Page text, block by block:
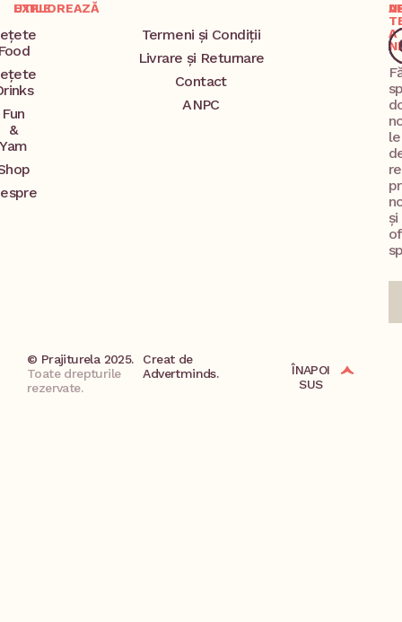
EXPLOREAZĂ
Fun
&
Yam
UTILE
Termeni și Condiții
Livrare și Returnare
Contact
ANPC
A
și
© Prajiturela 2025.
Toate drepturile
rezervate.
Creat de
Advertminds.
ÎNAPOI
SUS